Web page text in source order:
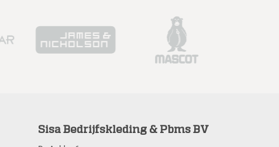
Sisa Bedrijfskleding & Pbms BV